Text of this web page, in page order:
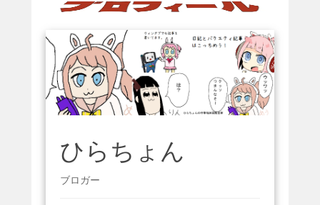
ひらちょん
ブロガー